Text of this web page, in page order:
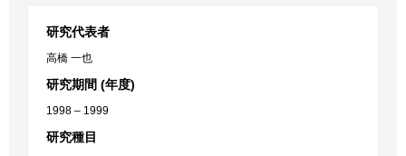
研究代表者
高橋 一也
研究期間 (年度)
1998 – 1999
研究種目